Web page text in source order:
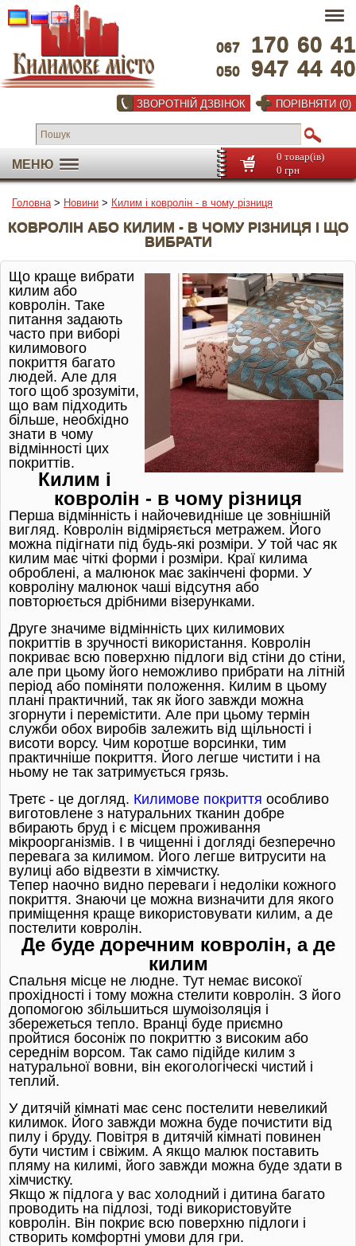
067 170 60 41
050 947 44 40
ЗВОРОТНІЙ ДЗВІНОК ПОРІВНЯТИ (0)
МЕНЮ
0 товар(ів)
0 грн
Головна> Новини > Килим і ковролін - в чому різниця
КОВРОЛІН АБО КИЛИМ - В ЧОМУ РІЗНИЦЯ І ЩО
ВИБРАТИ
Що краще вибрати
килим або
ковролін. Таке
питання задають
часто при виборі
килимового
покриття багато
людей. Але для
того щоб зрозуміти,
що вам підходить
більше, необхідно
знати в чому
відмінності цих
покриттів.
Килим і
ковролін - в чому різниця
Перша відмінність і найочевидніше це зовнішній
вигляд. Ковролін відміряється метражем. Його
можна підігнати під будь-які розміри. У той час як
килим має чіткі форми і розміри. Краї килима
оброблені, а малюнок має закінчені форми. У
ковроліну малюнок чаші відсутня або
повторюється дрібними візерунками.
Друге значиме відмінність цих килимових
покриттів в зручності використання. Ковролін
покриває всю поверхню підлоги від стіни до стіни,
але при цьому його неможливо прибрати на літній
період або поміняти положення. Килим в цьому
плані практичний, так як його завжди можна
згорнути і перемістити. Але при цьому термін
служби обох виробів залежить від щільності і
висоти ворсу. Чим коротше ворсинки, тим
практичніше покриття. Його легше чистити і на
ньому не так затримується грязь.
Третє - це догляд. Килимове покриття особливо
виготовлене з натуральних тканин добре
вбирають бруд і є місцем проживання
мікроорганізмів. І в чищенні і догляді безперечно
перевага за килимом. Його легше витрусити на
вулиці або відвезти в хімчистку.
Тепер наочно видно переваги і недоліки кожного
покриття. Знаючи це можна визначити для якого
приміщення краще використовувати килим, а де
постелити ковролін.
Де буде доречним ковролін, а де
килим
Спальня місце не людне. Тут немає високої
прохідності і тому можна стелити ковролін. З його
допомогою збільшиться шумоізоляція і
збережеться тепло. Вранці буде приємно
пройтися босоніж по покриттю з високим або
середнім ворсом. Так само підійде килим з
натуральної вовни, він екогологіческі чистий і
теплий.
У дитячій кімнаті має сенс постелити невеликий
килимок. Його завжди можна буде почистити від
пилу і бруду. Повітря в дитячій кімнаті повинен
бути чистим і свіжим. А якщо малюк поставить
пляму на килимі, його завжди можна буде здати в
хімчистку.
Якщо ж підлога у вас холодний і дитина багато
проводить на підлозі, тоді використовуйте
ковролін. Він покриє всю поверхню підлоги і
створить комфортні умови для гри.